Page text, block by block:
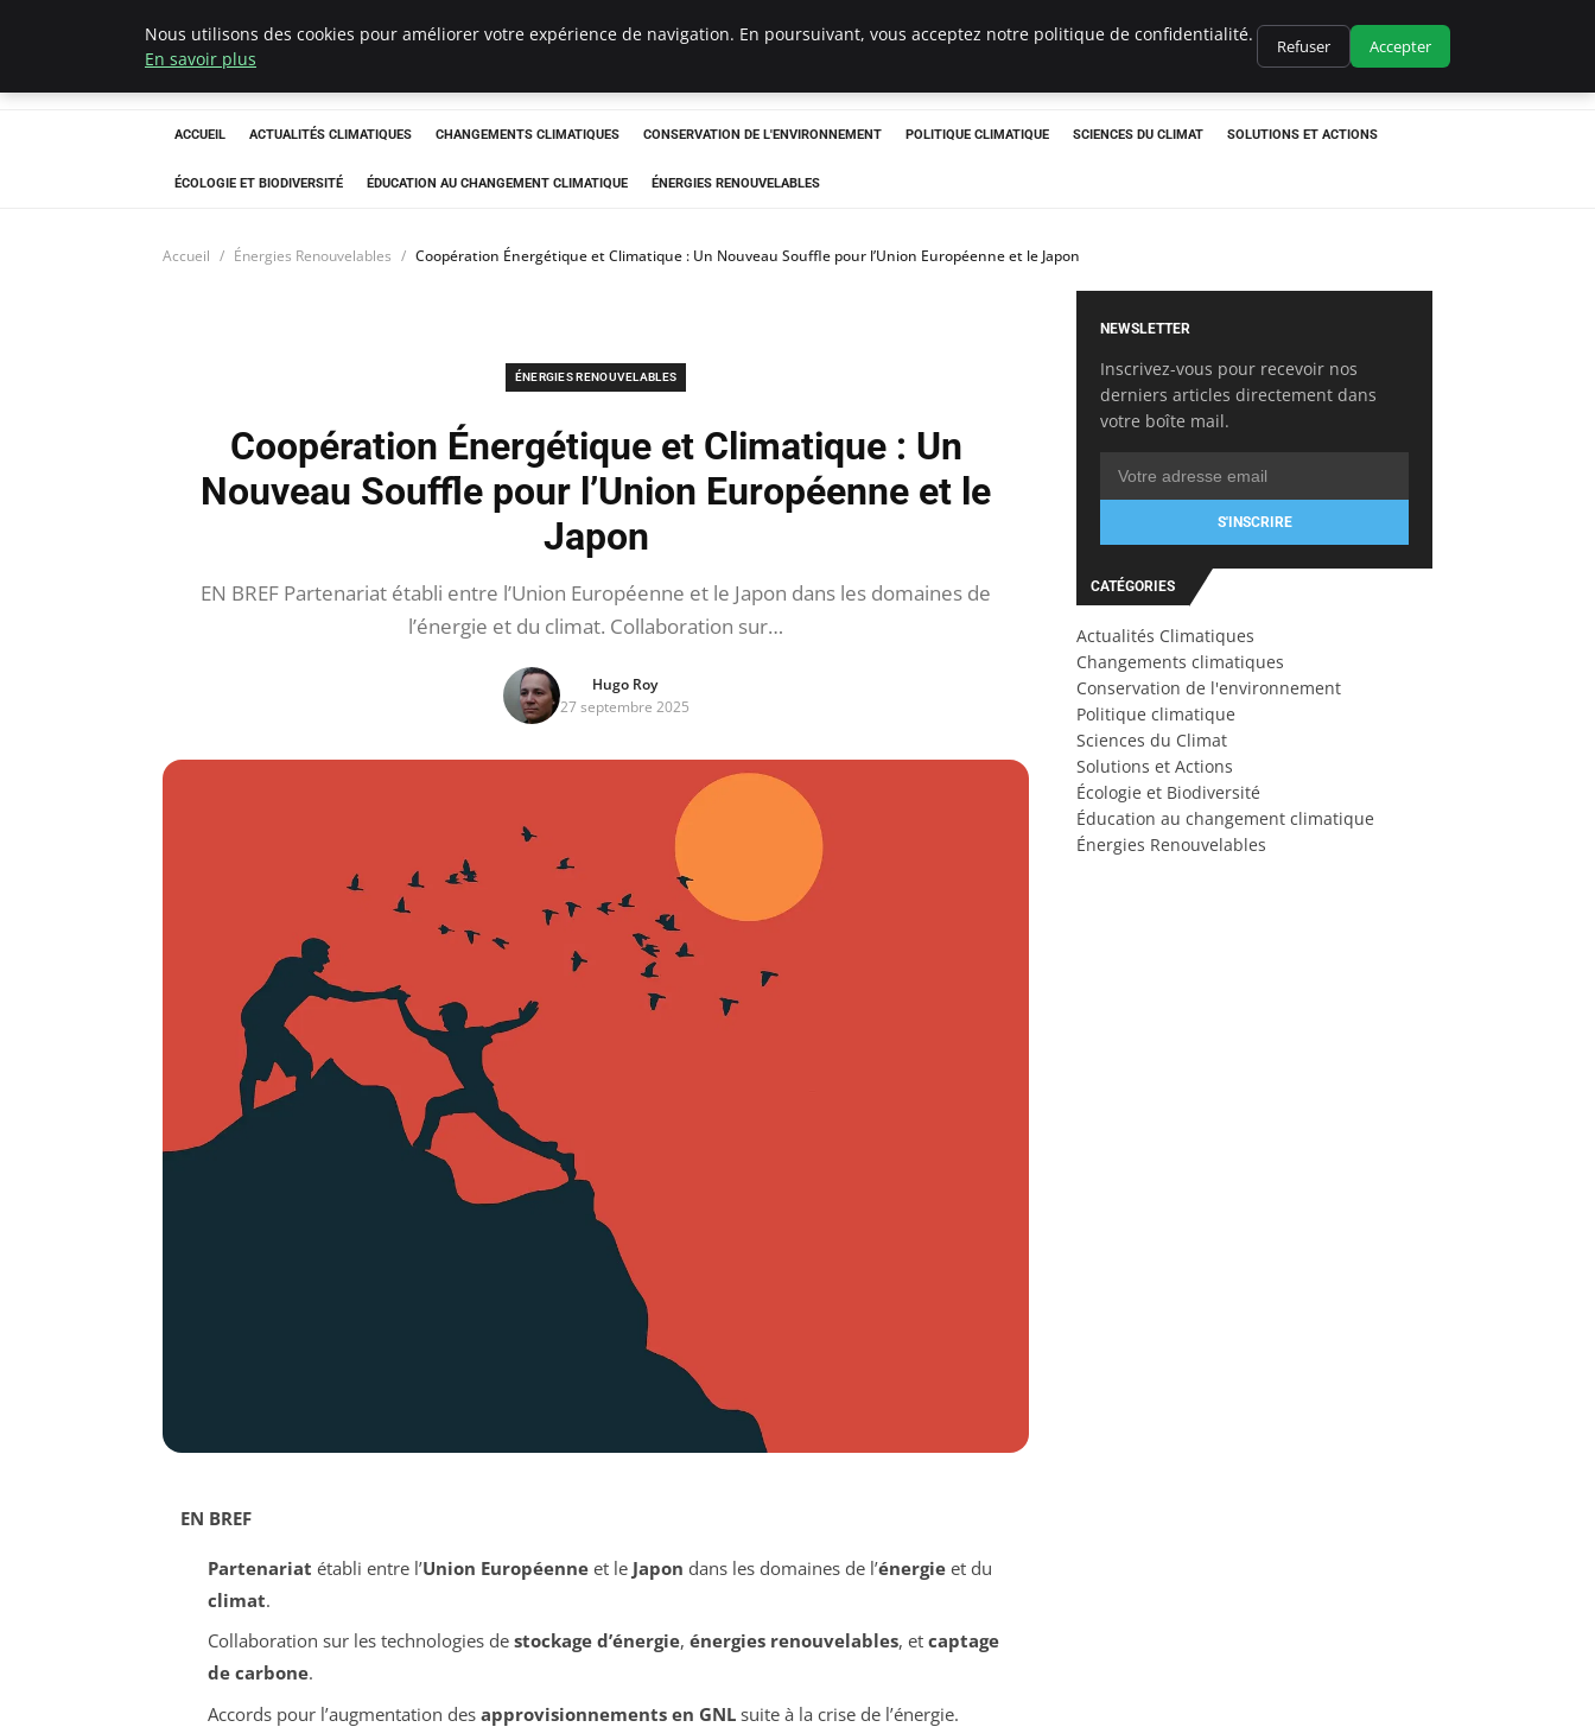
Climatedebtagents
ACCUEIL ACTUALITÉS CLIMATIQUES CHANGEMENTS CLIMATIQUES CONSERVATION DE L'ENVIRONNEMENT POLITIQUE CLIMATIQUE SCIENCES DU CLIMAT SOLUTIONS ET ACTIONS
ÉCOLOGIE ET BIODIVERSITÉ ÉDUCATION AU CHANGEMENT CLIMATIQUE ÉNERGIES RENOUVELABLES
Accueil Énergies Renouvelables Coopération Énergétique et Climatique : Un Nouveau Souffle pour l’Union Européenne et le Japon
ÉNERGIES RENOUVELABLES
Coopération Énergétique et Climatique : Un
Nouveau Souffle pour l’Union Européenne et le
Japon
EN BREF Partenariat établi entre l’Union Européenne et le Japon dans les domaines de
l’énergie et du climat. Collaboration sur…
Hugo Roy
27 septembre 2025
EN BREF
Partenariat établi entre l’Union Européenneet le Japon dans les domaines de l’énergieet du
climat.
Collaboration sur les technologies de stockage d’énergie, énergies renouvelables, et captage
de carbone.
Accords pour l’augmentation des approvisionnements en GNLsuite à la crise de l’énergie.
NEWSLETTER
Inscrivez-vous pour recevoir nos
derniers articles directement dans
votre boîte mail.
S'INSCRIRE
CATÉGORIES
Actualités Climatiques
Changements climatiques
Conservation de l'environnement
Politique climatique
Sciences du Climat
Solutions et Actions
Écologie et Biodiversité
Éducation au changement climatique
Énergies Renouvelables
Nous utilisons des cookies pour améliorer votre expérience de navigation. En poursuivant, vous acceptez notre politique de confidentialité.
En savoir plus
Refuser Accepter